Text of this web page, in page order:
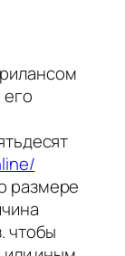
размере
чтобы